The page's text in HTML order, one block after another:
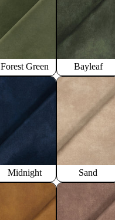
Forest Green Bayleaf
Midnight Sand